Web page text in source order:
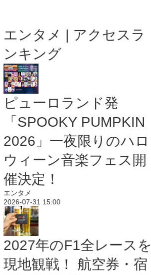
エンタメ | アクセスラ
ンキング
ピューロランド発
「SPOOKY PUMPKIN
2026」一夜限りのハロ
ウィーン音楽フェス開
催決定！
エンタメ
2026-07-31 15:00
2027年のF1全レースを
現地観戦！ 航空券・宿